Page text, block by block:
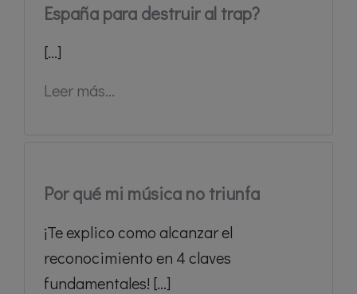
España para destruir al trap?
[...]
Leer más...
Por qué mi música no triunfa
¡Te explico como alcanzar el
reconocimiento en 4 claves
fundamentales! [...]